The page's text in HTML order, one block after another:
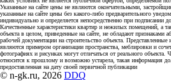
Указанные на сайте цены не являются окончательными,
указанные на сайте цены без какого-либо предварительного
индивидуально и определяется непосредственно при подписании
Качественные характеристики квартир и нежилых помещений, а
объекта в целом, приведенные на сайте, не обладают признаками
рабочей документации на строительство объекта.
являются примером организации пространства, меблировки и
фотографиях и рисунках могут отличаться от реального объекта.
относится к прошлому и возможно устарела, такая информация
предоставленная на дату своей первичной публикации
© n-gk.ru, 2026 DDQ